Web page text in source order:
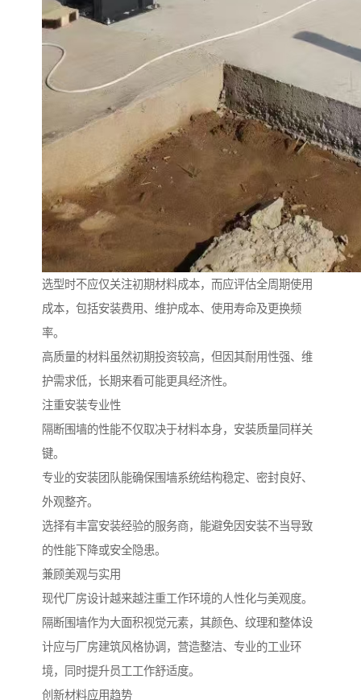
选型时不应仅关注初期材料成本，而应评估全周期使用
成本，包括安装费用、维护成本、使用寿命及更换频
率。
高质量的材料虽然初期投资较高，但因其耐用性强、维
护需求低，长期来看可能更具经济性。
注重安装专业性
隔断围墙的性能不仅取决于材料本身，安装质量同样关
键。
专业的安装团队能确保围墙系统结构稳定、密封良好、
外观整齐。
选择有丰富安装经验的服务商，能避免因安装不当导致
的性能下降或安全隐患。
兼顾美观与实用
现代厂房设计越来越注重工作环境的人性化与美观度。
隔断围墙作为大面积视觉元素，其颜色、纹理和整体设
计应与厂房建筑风格协调，营造整洁、专业的工业环
境，同时提升员工工作舒适度。
创新材料应用趋势